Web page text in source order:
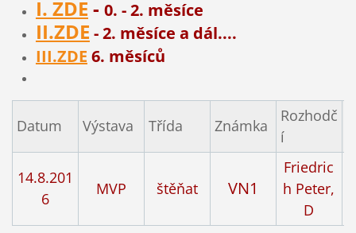
I. ZDE - 0. - 2. měsíce
II.ZDE - 2. měsíce a dál....
III.ZDE 6. měsíců
Datum Výstava Třída Známka
Rozhodč
í
14.8.201
6
MVP štěňat VN1
Friedric
h Peter,
D